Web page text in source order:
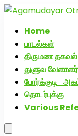
Home
பாடல்கள்
திருமண
துளுவ
தொடர்புக்கு
Various
அகமுடையார்